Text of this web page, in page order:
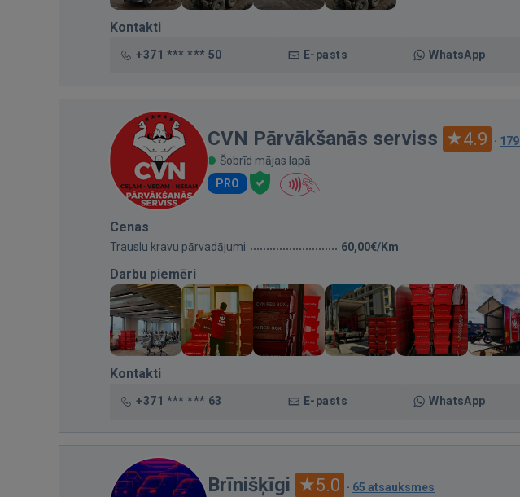
Kontakti
+371 *** *** 50 E-pasts WhatsApp
CVN Pārvākšanās serviss 4.9 ·
Šobrīd mājas lapā
PRO
Cenas
Trauslu kravu pārvadājumi 60,00€/Km
Darbu piemēri
Kontakti
+371 *** *** 63 E-pasts WhatsApp
Brīnišķīgi 5.0 · 65 atsauksmes